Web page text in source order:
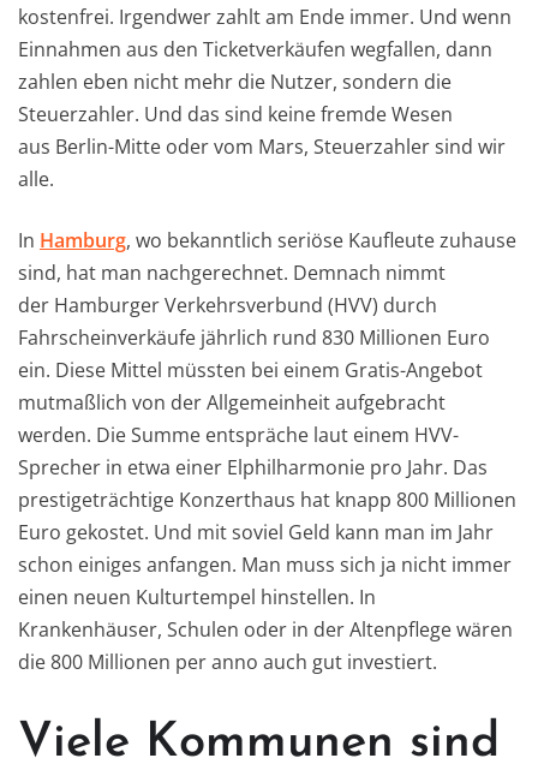
kostenfrei. Irgendwer zahlt am Ende immer. Und wenn
Einnahmen aus den Ticketverkäufen wegfallen, dann
zahlen eben nicht mehr die Nutzer, sondern die
Steuerzahler. Und das sind keine fremde Wesen
aus Berlin-Mitte oder vom Mars, Steuerzahler sind wir
alle.
In Hamburg, wo bekanntlich seriöse Kaufleute zuhause
sind, hat man nachgerechnet. Demnach nimmt
der Hamburger Verkehrsverbund (HVV) durch
Fahrscheinverkäufe jährlich rund 830 Millionen Euro
ein. Diese Mittel müssten bei einem Gratis-Angebot
mutmaßlich von der Allgemeinheit aufgebracht
werden. Die Summe entspräche laut einem HVV-
Sprecher in etwa einer Elphilharmonie pro Jahr. Das
prestigeträchtige Konzerthaus hat knapp 800 Millionen
Euro gekostet. Und mit soviel Geld kann man im Jahr
schon einiges anfangen. Man muss sich ja nicht immer
einen neuen Kulturtempel hinstellen. In
Krankenhäuser, Schulen oder in der Altenpflege wären
die 800 Millionen per anno auch gut investiert.
Viele Kommunen sind